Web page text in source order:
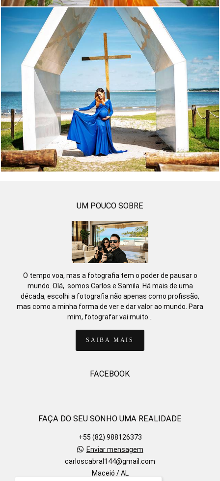
388 0
UM POUCO SOBRE
O tempo voa, mas a fotografia tem o poder de pausar o
mundo. Olá, somos Carlos e Samila. Há mais de uma
década, escolhi a fotografia não apenas como profissão,
mas como a minha forma de ver e dar valor ao mundo. Para
mim, fotografar vai muito...
SAIBA MAIS
FACEBOOK
FAÇA DO SEU SONHO UMA REALIDADE
+55 (82) 988126373
Enviar mensagem
carloscabral144@gmail.com
Maceió / AL